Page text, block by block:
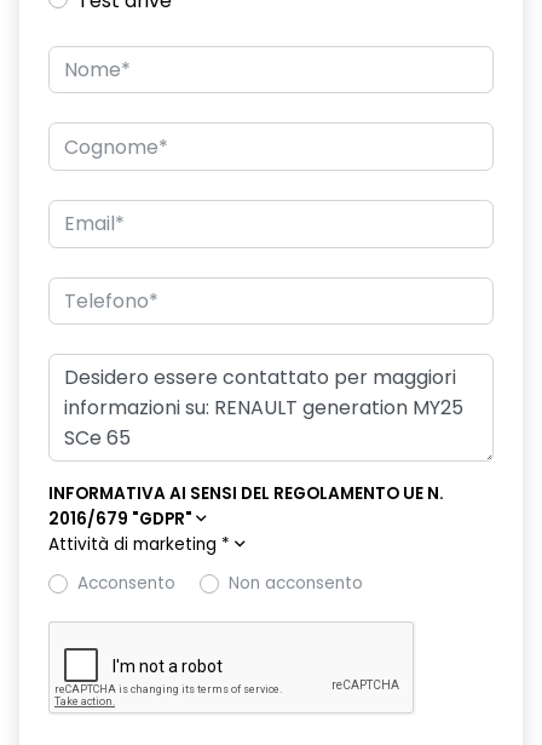
distance warning avviso distanza di sicurezza
driver display 7''
esp con hill start Assist controllo della stabilità
fari posteriori crystal white
frecce di direzione
indicatore cambio marcia
intelligent speed assistance ISA
Keep Assist
luce di arresto
luci diurne a LED con firma luminosa C-shape
performance LED+
predisposizione alcolock / alcol interlock
INFORMATIVA AI SENSI DEL REGOLAMENTO UE N.
2016/679 "GDPR"
Attività di marketing *
Acconsento
Non acconsento